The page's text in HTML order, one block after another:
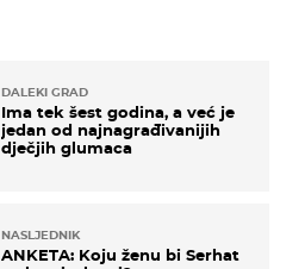
DALEKI GRAD
Ima tek šest godina, a već je
jedan od najnagrađivanijih
dječjih glumaca
NASLJEDNIK
ANKETA: Koju ženu bi Serhat